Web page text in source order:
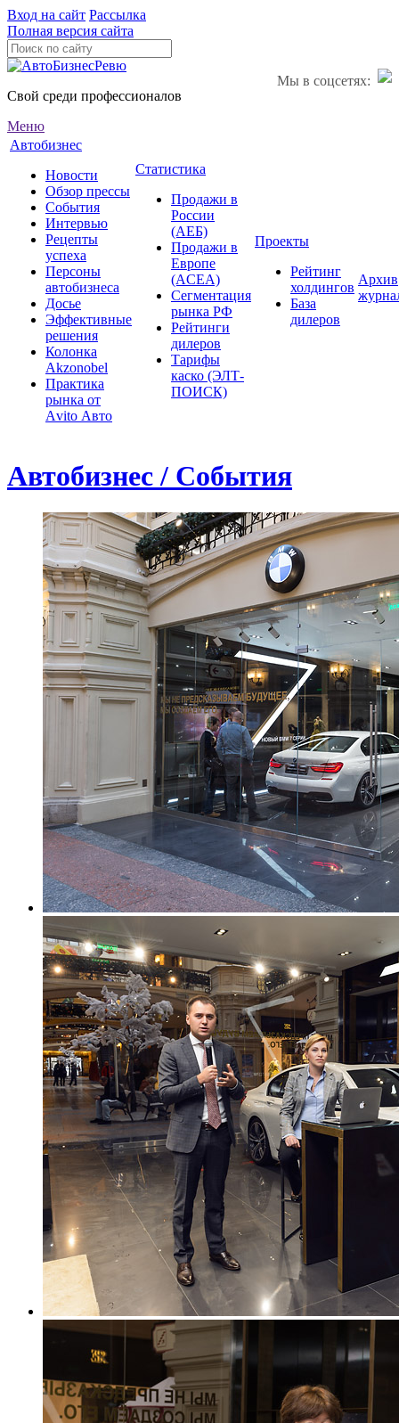
Вход на сайт Рассылка
Полная версия сайта
Мы в соцсетях:
Свой среди профессионалов
Меню
Автобизнес
Новости
Обзор прессы
События
Интервью
Рецепты
успеха
Персоны
автобизнеса
Досье
Эффективные
решения
Колонка
Akzonobel
Практика
рынка от
Аvito Авто
Статистика
Продажи в
России
(АЕБ)
Продажи в
Европе
(ACEA)
Сегментация
рынка РФ
Рейтинги
дилеров
Тарифы
каско (ЭЛТ-
ПОИСК)
Проекты
Рейтинг
холдингов
База
дилеров
Архив
Автобизнес / События